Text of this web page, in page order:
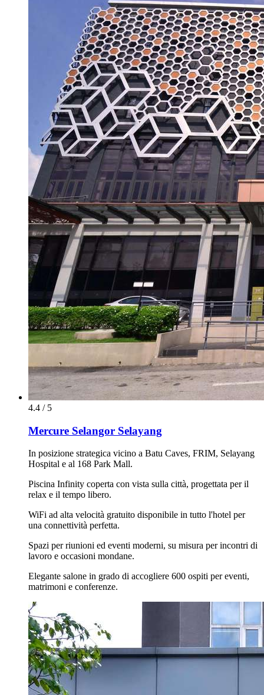
4.4 / 5
Mercure Selangor Selayang
In posizione strategica vicino a Batu Caves, FRIM, Selayang
Hospital e al 168 Park Mall.
Piscina Infinity coperta con vista sulla città, progettata per il
relax e il tempo libero.
WiFi ad alta velocità gratuito disponibile in tutto l'hotel per
una connettività perfetta.
Spazi per riunioni ed eventi moderni, su misura per incontri di
lavoro e occasioni mondane.
Elegante salone in grado di accogliere 600 ospiti per eventi,
matrimoni e conferenze.